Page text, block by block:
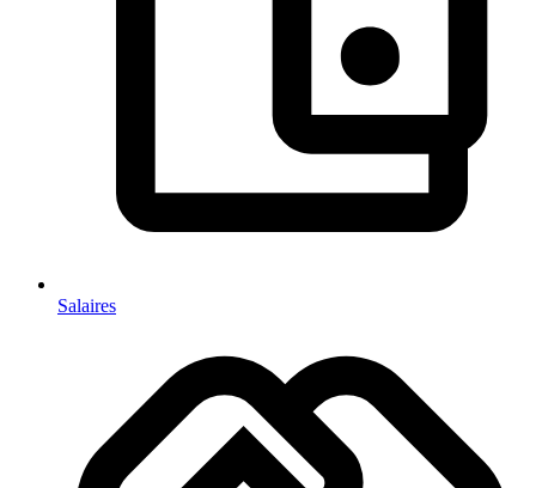
Salaires